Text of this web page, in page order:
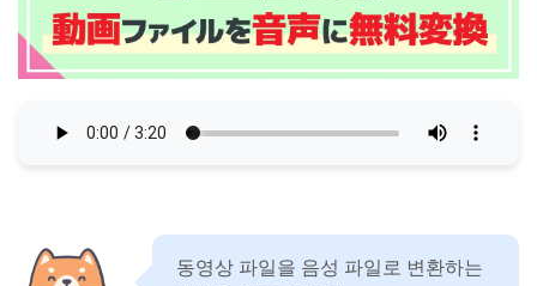
동영상 파일을 음성 파일로 변환하는